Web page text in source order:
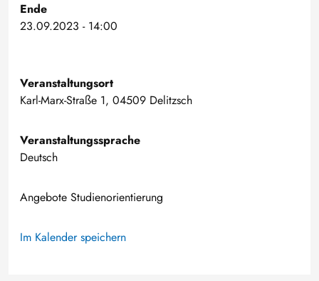
Ende
23.09.2023 - 14:00
Veranstaltungsort
Karl-Marx-Straße 1, 04509 Delitzsch
Veranstaltungssprache
Deutsch
Angebote Studienorientierung
Im Kalender speichern